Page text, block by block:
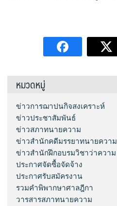
หมวดหมู่
ข่าวการฌาปนกิจสงเคราะห์
ข่าวประชาสัมพันธ์
ข่าวสภาทนายความ
ข่าวสำนักคดีมรรยาทนายความ
ข่าวสำนักฝึกอบรมวิชาว่าความ
ประกาศจัดซื้อจัดจ้าง
ประกาศรับสมัครงาน
รวมคำพิพากษาศาลฎีกา
วารสารสภาทนายความ